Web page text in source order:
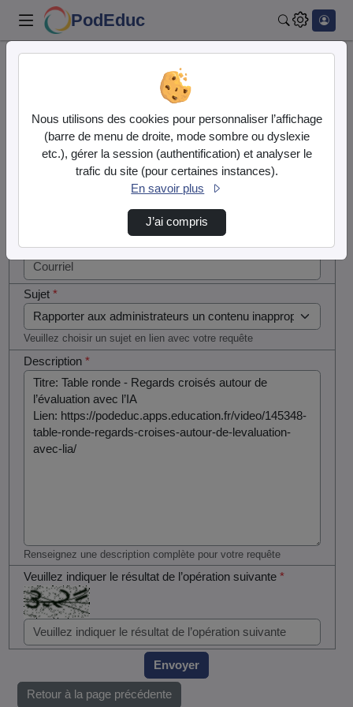
PodEduc
Contactez nous
Votre message
Courriel*
Sujet*
Veuillez choisir un sujet en lien avec votre requête
Description*
Renseignez une description complète pour votre requête
Veuillez indiquer le résultat de l’opération suivante*
si vous
êtes un
humain en
Envoyer
Retour à la page précédente
Nous utilisons des cookies pour personnaliser l’affichage
(barre de menu de droite, mode sombre ou dyslexie
etc.), gérer la session (authentification) et analyser le
trafic du site (pour certaines instances).
En savoir plus
J’ai compris